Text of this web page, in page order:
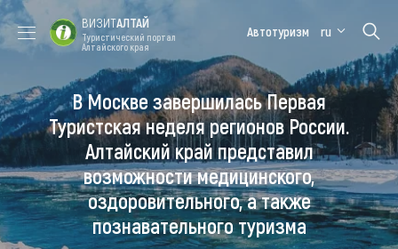
Форум VISIT
ALTAI
Цветение
маральника
Медицинский
форум
Алтайская
зимовка
Туры
Где побывать
Чем заняться
ВИЗИТАЛТАЙ
Туристический портал
Алтайского края
Автотуризм ru
В Москве завершилась Первая
Туристская неделя регионов России.
Алтайский край представил
возможности медицинского,
оздоровительного, а также
познавательного туризма